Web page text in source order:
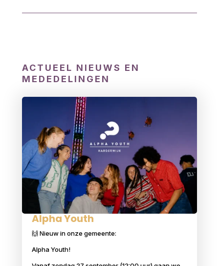
ACTUEEL NIEUWS EN
MEDEDELINGEN
Alpha Youth
🙌 Nieuw in onze gemeente:
Alpha Youth!